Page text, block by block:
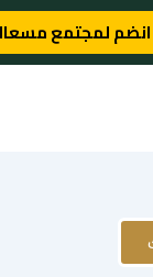
انضم لمجتمع